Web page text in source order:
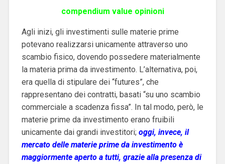
compendium value opinioni
Agli inizi, gli investimenti sulle materie prime
potevano realizzarsi unicamente attraverso uno
scambio fisico, dovendo possedere materialmente
la materia prima da investimento. L’alternativa, poi,
era quella di stipulare dei “futures”, che
rappresentano dei contratti, basati “su uno scambio
commerciale a scadenza fissa”. In tal modo, però, le
materie prime da investimento erano fruibili
unicamente dai grandi investitori; oggi, invece, il
mercato delle materie prime da investimento è
maggiormente aperto a tutti, grazie alla presenza di